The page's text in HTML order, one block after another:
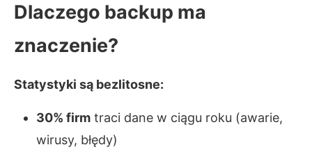
Dlaczego backup ma
znaczenie?
Statystyki są bezlitosne:
30% firm traci dane w ciągu roku (awarie,
wirusy, błędy)